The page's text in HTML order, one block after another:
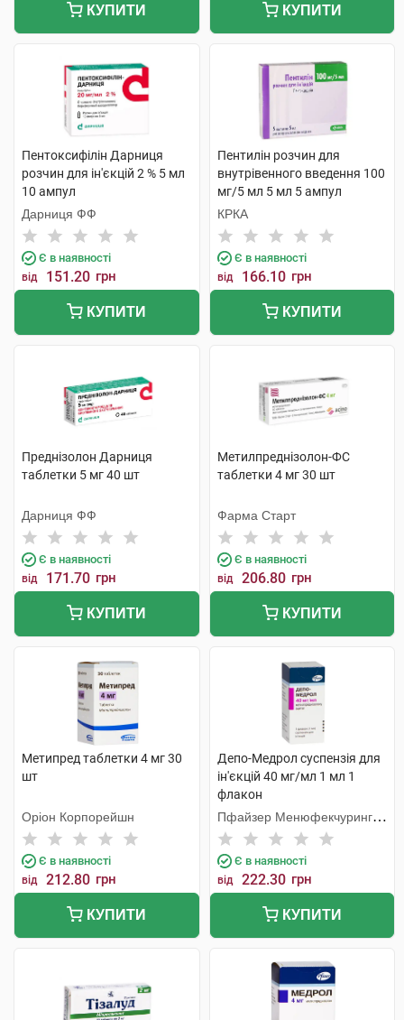
КУПИТИ КУПИТИ
Пентоксифілін Дарниця
розчин для ін'єкцій 2 % 5 мл
10 ампул
Дарниця ФФ
Є в наявності
від 151.20 грн
КУПИТИ
Пентилін розчин для
внутрівенного введення 100
мг/5 мл 5 мл 5 ампул
КРКА
Є в наявності
від 166.10 грн
КУПИТИ
Преднізолон Дарниця
таблетки 5 мг 40 шт
Дарниця ФФ
Є в наявності
від 171.70 грн
КУПИТИ
Метилпреднізолон-ФС
таблетки 4 мг 30 шт
Фарма Старт
Є в наявності
від 206.80 грн
КУПИТИ
Метипред таблетки 4 мг 30
шт
Оріон Корпорейшн
Є в наявності
від 212.80 грн
КУПИТИ
Депо-Медрол суспензія для
ін'єкцій 40 мг/мл 1 мл 1
флакон
Пфайзер Менюфекчуринг
Бельгія
Є в наявності
від 222.30 грн
КУПИТИ